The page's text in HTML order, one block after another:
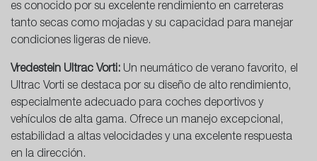
es conocido por su excelente rendimiento en carreteras
tanto secas como mojadas y su capacidad para manejar
condiciones ligeras de nieve.
Vredestein Ultrac Vorti: Un neumático de verano favorito, el
Ultrac Vorti se destaca por su diseño de alto rendimiento,
especialmente adecuado para coches deportivos y
vehículos de alta gama. Ofrece un manejo excepcional,
estabilidad a altas velocidades y una excelente respuesta
en la dirección.